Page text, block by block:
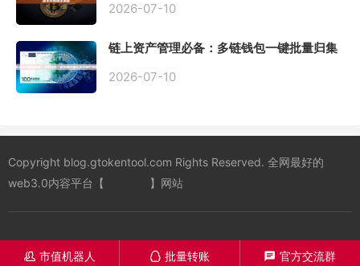
2026-07-10
链上资产管理必备：多链钱包一键批量归集
2026-07-10
Copyright blog.gtokentool.com Rights Reserved. 全网最好的
web3.0内容平台【
】网站
󦋱 市值机器人 󦊱 批量转账 󦍁 官方交流群